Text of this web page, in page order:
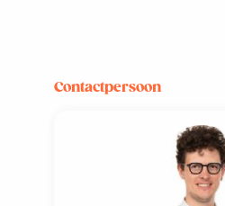
dat
Contactpersoon